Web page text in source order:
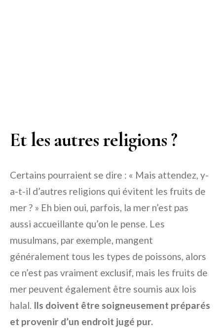
Et les autres religions ?
Certains pourraient se dire : « Mais attendez, y-
a-t-il d’autres religions qui évitent les fruits de
mer ? » Eh bien oui, parfois, la mer n’est pas
aussi accueillante qu’on le pense. Les
musulmans, par exemple, mangent
généralement tous les types de poissons, alors
ce n’est pas vraiment exclusif, mais les fruits de
mer peuvent également être soumis aux lois
halal. Ils doivent être soigneusement préparés
et provenir d’un endroit jugé pur.